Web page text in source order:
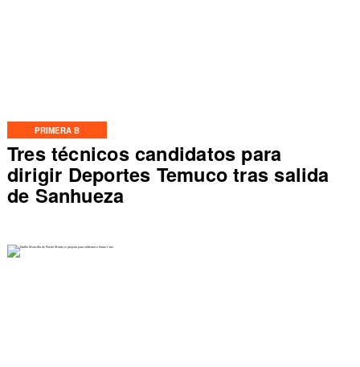
PRIMERA B
Tres técnicos candidatos para
dirigir Deportes Temuco tras salida
de Sanhueza